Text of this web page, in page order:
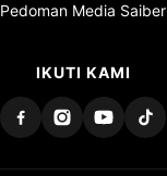
Pedoman Media Saiber
IKUTI KAMI